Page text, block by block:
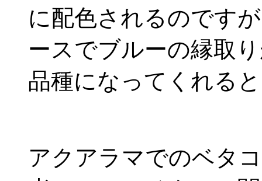
に配色されるのです
ースでブルーの縁取
品種になってくれる
アクアラマでのベタ